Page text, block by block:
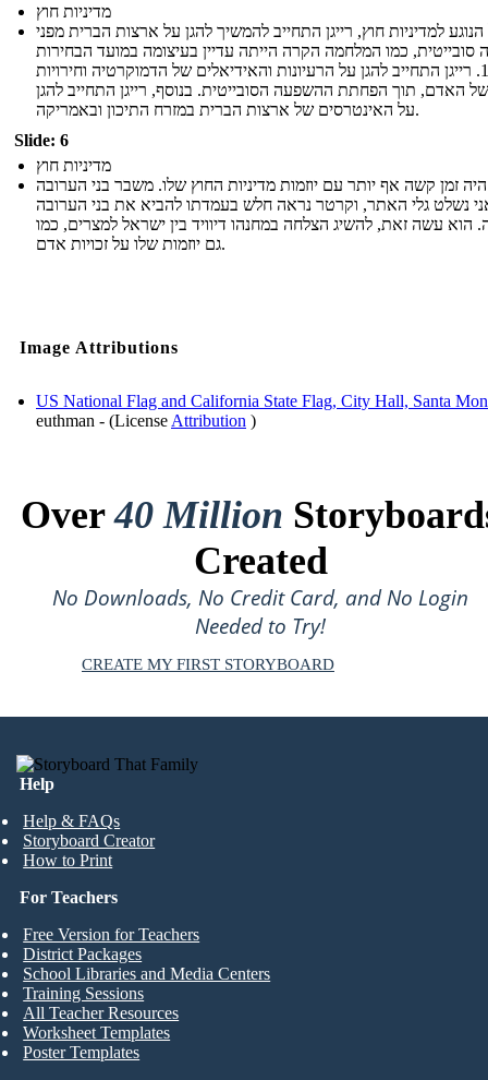
מדיניות חוץ
למדיניות חוץ, רייגן התחייב להמשיך להגן על ארצות הברית מפני
סובייטית, כמו המלחמה הקרה הייתה עדיין בעיצומה במועד הבחירות
1980. רייגן התחייב להגן על הרעיונות והאידיאלים של הדמוקרטיה וחירויות
האדם, תוך הפחתת ההשפעה הסובייטית. בנוסף, רייגן התחייב להגן
על האינטרסים של ארצות הברית במזרח התיכון ובאמריקה.
Slide: 6
מדיניות חוץ
זמן קשה אף יותר עם יוזמות מדיניות החוץ שלו. משבר בני הערובה
נשלט גלי האתר, וקרטר נראה חלש בעמדתו להביא את בני הערובה
הוא עשה זאת, להשיג הצלחה במחנהו דיוויד בין ישראל למצרים, כמו
גם יוזמות שלו על זכויות אדם.
Image Attributions
US National Flag and California State Flag, City Hall, Santa
euthman - (LicenseAttribution )
Over40 Million
Created
No Downloads, No Credit Card, and No Login
Needed to Try!
CREATE MY FIRST STORYBOARD
Help
Help & FAQs
Storyboard Creator
How to Print
For Teachers
Free Version for Teachers
District Packages
School Libraries and Media Centers
Training Sessions
All Teacher Resources
Worksheet Templates
Poster Templates